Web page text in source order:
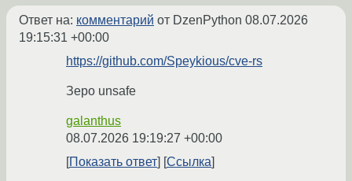
Ответ на: комментарий от DzenPython 08.07.2026
19:15:31 +00:00
https://github.com/Speykious/cve-rs
Зеро unsafe
galanthus
08.07.2026 19:19:27 +00:00
Показать ответ
Ссылка